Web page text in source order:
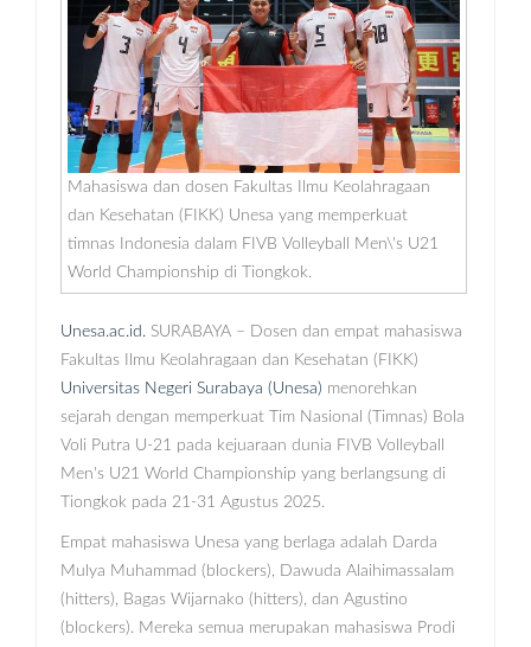
Mahasiswa dan dosen Fakultas Ilmu Keolahragaan
dan Kesehatan (FIKK) Unesa yang memperkuat
timnas Indonesia dalam FIVB Volleyball Men\'s U21
World Championship di Tiongkok.
Unesa.ac.id. SURABAYA – Dosen dan empat mahasiswa
Fakultas Ilmu Keolahragaan dan Kesehatan (FIKK)
Universitas Negeri Surabaya (Unesa) menorehkan
sejarah dengan memperkuat Tim Nasional (Timnas) Bola
Voli Putra U-21 pada kejuaraan dunia FIVB Volleyball
Men's U21 World Championship yang berlangsung di
Tiongkok pada 21-31 Agustus 2025.
Empat mahasiswa Unesa yang berlaga adalah Darda
Mulya Muhammad (blockers), Dawuda Alaihimassalam
(hitters), Bagas Wijarnako (hitters), dan Agustino
(blockers). Mereka semua merupakan mahasiswa Prodi